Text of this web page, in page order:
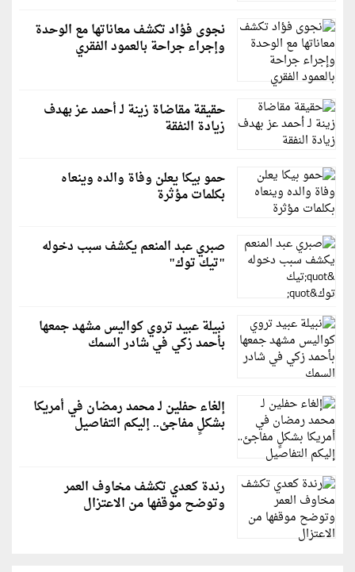
نجوى فؤاد تكشف معاناتها مع الوحدة
وإجراء جراحة بالعمود الفقري
حقيقة مقاضاة زينة لـ أحمد عز بهدف
زيادة النفقة
حمو بيكا يعلن وفاة والده وينعاه
بكلمات مؤثرة
صبري عبد المنعم يكشف سبب دخوله
"تيك توك"
نبيلة عبيد تروي كواليس مشهد جمعها
بأحمد زكي في شادر السمك
إلغاء حفلين لـ محمد رمضان في أمريكا
بشكلٍ مفاجئ.. إليكم التفاصيل
رندة كعدي تكشف مخاوف العمر
وتوضح موقفها من الاعتزال